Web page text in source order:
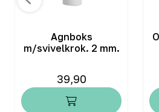
Agnboks
m/svivelkrok. 2 mm.
39,90